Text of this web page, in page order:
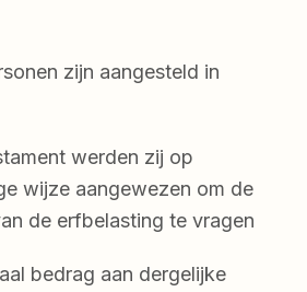
zijn aangesteld in
werden zij op
wijze aangewezen om de
de erfbelasting te vragen
aan dergelijke